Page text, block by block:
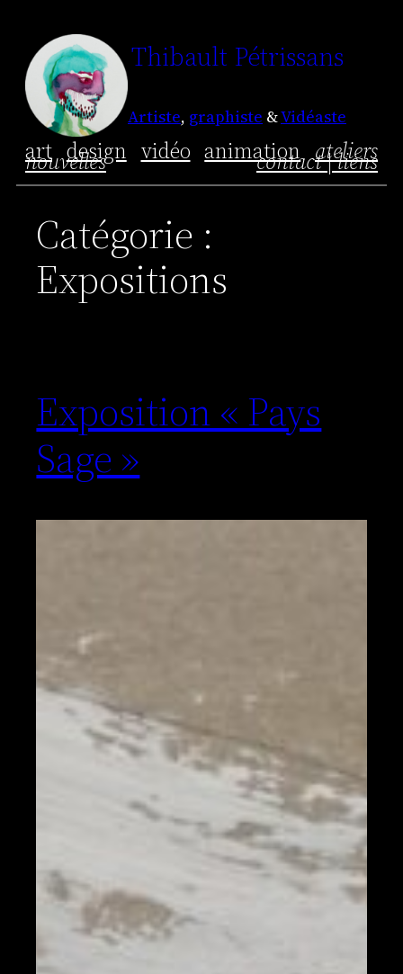
au
contenu
Thibault Pétrissans
Artiste, graphiste &Vidéaste
art design vidéo animation ateliers
nouvelles contact | liens
Catégorie :
Expositions
Exposition « Pays
Sage »